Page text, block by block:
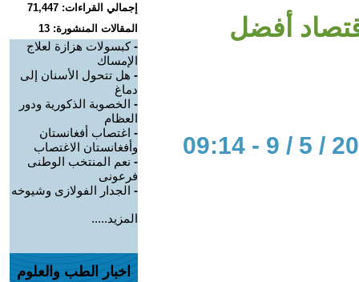
أفضل
إجمالي القراءات: 71,447
المقالات المنشورة: 13
-كبسولات هزازة لعلاج
الإمساك
- هل تتحول الأسنان إلى
دماغ
- الخصوبة الذكورية ودور
العظام
- اغتصاب أفغانستان
وأفغانستان الاغتصاب
- نعم المنتخب الوطنى
فرعونى
- الجدار الفولازى وشيوخه
المزيد.....
اخبار الطب والعلوم